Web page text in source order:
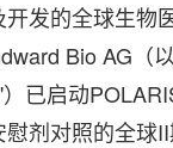
发的全球生物
Bio AG（
）已启动
剂对照的全球